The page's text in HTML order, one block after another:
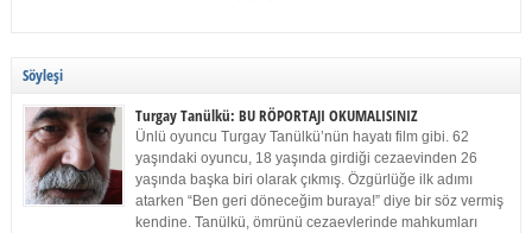
Söyleşi
Turgay Tanülkü: BU RÖPORTAJI OKUMALISINIZ
Ünlü oyuncu Turgay Tanülkü’nün hayatı film gibi. 62
yaşındaki oyuncu, 18 yaşında girdiği cezaevinden 26
yaşında başka biri olarak çıkmış. Özgürlüğe ilk adımı
atarken “Ben geri döneceğim buraya!” diye bir söz vermiş
kendine. Tanülkü, ömrünü cezaevlerinde mahkumları